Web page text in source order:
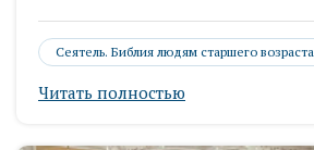
Сеятель. Библия людям старшего возраста
Читать полностью